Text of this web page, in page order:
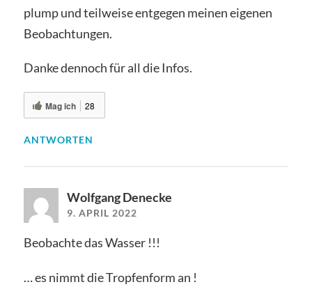
plump und teilweise entgegen meinen eigenen
Beobachtungen.
Danke dennoch für all die Infos.
Mag ich 28
ANTWORTEN
Wolfgang Denecke
9. APRIL 2022
Beobachte das Wasser !!!
… es nimmt die Tropfenform an !